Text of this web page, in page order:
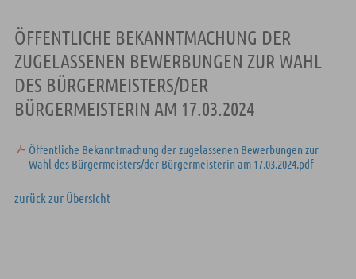
ÖFFENTLICHE BEKANNTMACHUNG DER
ZUGELASSENEN BEWERBUNGEN ZUR WAHL
DES BÜRGERMEISTERS/DER
BÜRGERMEISTERIN AM 17.03.2024
Öffentliche Bekanntmachung der zugelassenen Bewerbungen zur
Wahl des Bürgermeisters/der Bürgermeisterin am 17.03.2024.pdf
zurück zur Übersicht